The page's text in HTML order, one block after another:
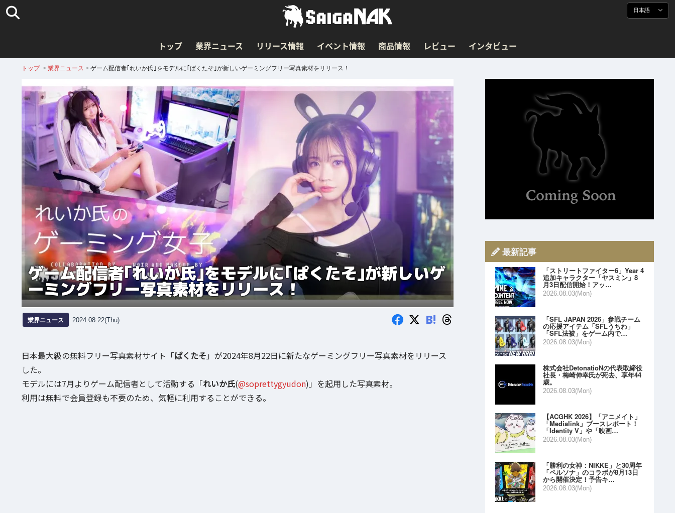
日本語
トップ 業界ニュース リリース情報 イベント情報 商品情報 レビュー インタビュー
トップ > 業界ニュース > ゲーム配信者｢れいか氏｣をモデルに｢ぱくたそ｣が新しいゲーミングフリー写真素材をリリース！
ゲーム配信者｢れいか氏｣をモデルに｢ぱくたそ｣が新しいゲ
ーミングフリー写真素材をリリース！
業界ニュース 2024.08.22(Thu) B!
日本最大級の無料フリー写真素材サイト「ぱくたそ 」が2024年8月22日に新たなゲーミングフリー写真素材をリリース
した。
モデルには7月よりゲーム配信者として活動する「れいか氏(@soprettygyudon)」を起用した写真素材。
利用は無料で会員登録も不要のため、気軽に利用することができる。
最新記事
「ストリートファイター6」Year 4
追加キャラクター「ヤスミン」8
月3日配信開始！アッ…
2026.08.03(Mon)
「SFL JAPAN 2026」参戦チーム
の応援アイテム「SFLうちわ」
「SFL法被」をゲーム内で…
2026.08.03(Mon)
株式会社DetonatioNの代表取締役
社長・梅崎伸幸氏が死去、享年44
歳。
2026.08.03(Mon)
【ACGHK 2026】「アニメイト」
「Medialink」ブースレポート！
「Identity V」や「映画…
2026.08.03(Mon)
「勝利の女神：NIKKE」と30周年
「ペルソナ」のコラボが8月13日
から開催決定！予告キ…
2026.08.03(Mon)